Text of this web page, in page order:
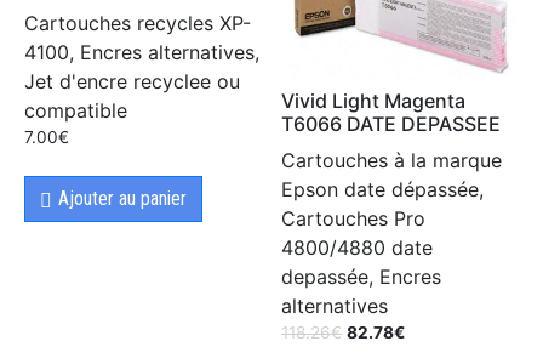
Cartouches recycles XP-
4100, Encres alternatives,
Jet d'encre recyclee ou
compatible
7.00€
Ajouter au panier
Vivid Light Magenta
T6066 DATE DEPASSEE
Cartouches à la marque
Epson date dépassée,
Cartouches Pro
4800/4880 date
depassée, Encres
alternatives
118.26€ 82.78€